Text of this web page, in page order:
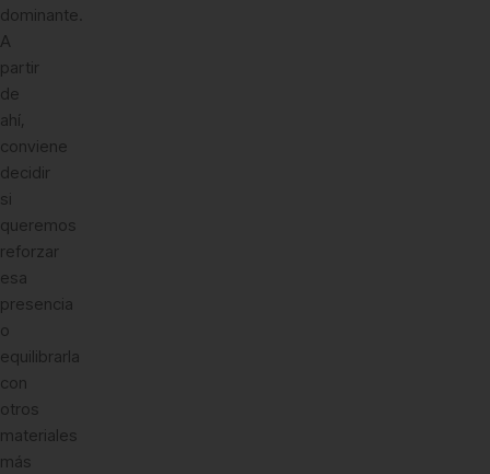
dominante.
A
partir
de
ahí,
conviene
decidir
si
queremos
reforzar
esa
presencia
o
equilibrarla
con
otros
materiales
más